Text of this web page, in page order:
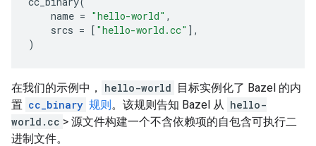
name = "hello-world" ,
srcs = [ "hello-world.cc" ],
)
在我们的示例中， hello-world 目标实例化了 Bazel 的内
置 cc_binary 规则。该规则告知 Bazel 从 hello-
world.cc > 源文件构建一个不含依赖项的自包含可执行二
进制文件。